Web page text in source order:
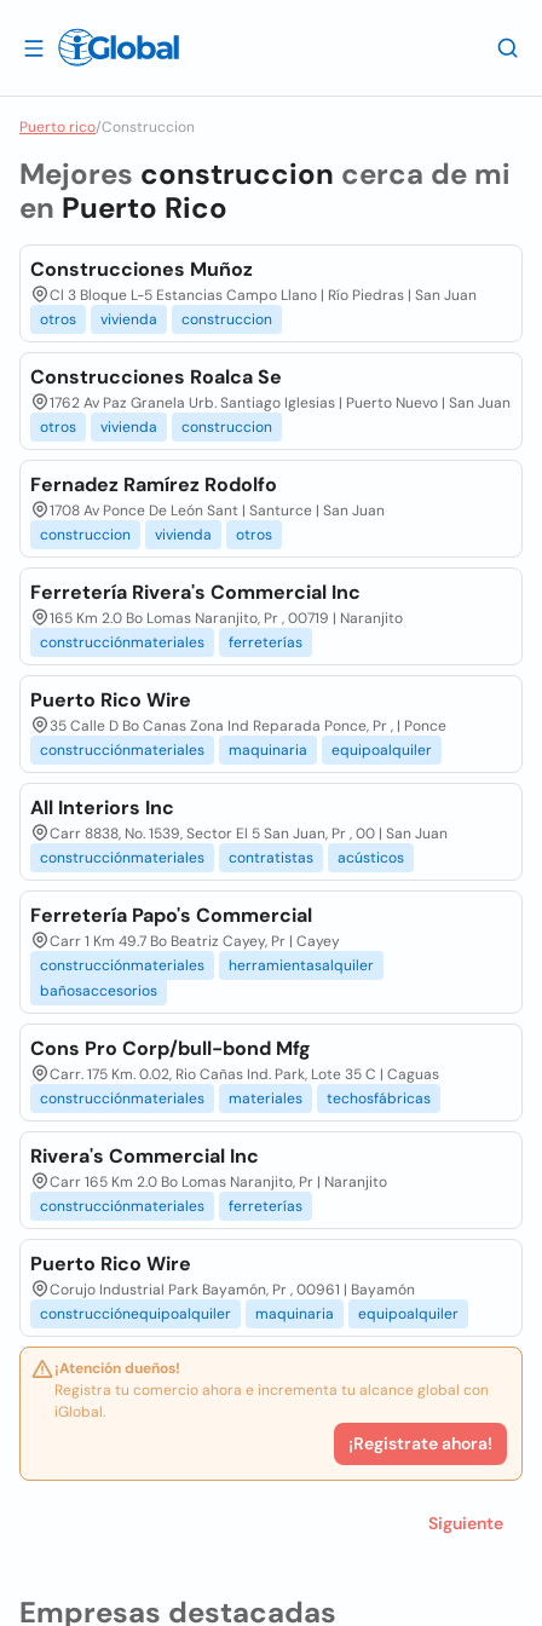
Puerto rico/Construccion
Empresas destacadas
Mejores construccion cerca de mi
en Puerto Rico
Construcciones Muñoz
Cl 3 Bloque L-5 Estancias Campo Llano | Río Piedras | San Juan
otros
vivienda construccion
Construcciones Roalca Se
1762 Av Paz Granela Urb. Santiago Iglesias | Puerto Nuevo | San Juan
otros
vivienda construccion
Fernadez Ramírez Rodolfo
1708 Av Ponce De León Sant | Santurce | San Juan
construccion
vivienda otros
Ferretería Rivera's Commercial Inc
165 Km 2.0 Bo Lomas Naranjito, Pr , 00719 | Naranjito
construcciónmateriales
ferreterías
Puerto Rico Wire
35 Calle D Bo Canas Zona Ind Reparada Ponce, Pr , | Ponce
construcciónmateriales
maquinaria equipoalquiler
All Interiors Inc
Carr 8838, No. 1539, Sector El 5 San Juan, Pr , 00 | San Juan
construcciónmateriales
contratistas acústicos
Ferretería Papo's Commercial
Carr 1 Km 49.7 Bo Beatriz Cayey, Pr | Cayey
construcciónmateriales
herramientasalquiler
bañosaccesorios
Cons Pro Corp/bull-bond Mfg
Carr. 175 Km. 0.02, Rio Cañas Ind. Park, Lote 35 C | Caguas
construcciónmateriales
materiales techosfábricas
Rivera's Commercial Inc
Carr 165 Km 2.0 Bo Lomas Naranjito, Pr | Naranjito
construcciónmateriales
ferreterías
Puerto Rico Wire
Corujo Industrial Park Bayamón, Pr , 00961 | Bayamón
construcciónequipoalquiler
maquinaria equipoalquiler
¡Atención dueños!
Registra tu comercio ahora e incrementa tu alcance global con
iGlobal.
¡Registrate ahora!
Siguiente